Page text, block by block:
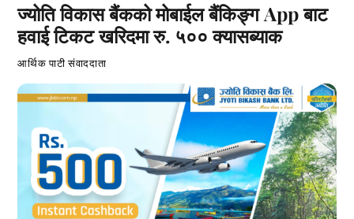
ज्योति विकास बैंकको मोबाईल बैंकिङ्ग App बाट
हवाई टिकट खरिदमा रु. ५०० क्यासब्याक
आर्थिक पाटी संवाददाता